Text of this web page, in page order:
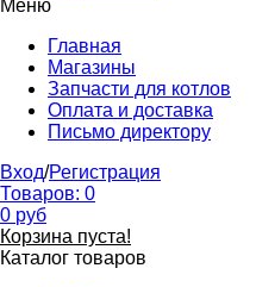
Меню
Главная
Магазины
Запчасти для котлов
Оплата и доставка
Письмо директору
Вход/Регистрация
Товаров: 0
0 руб
Корзина пуста!
Каталог товаров